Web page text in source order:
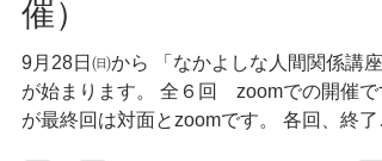
ライン(おやすみ処ami主
催）
9月28日㈰から 「なかよしな人間関係講座